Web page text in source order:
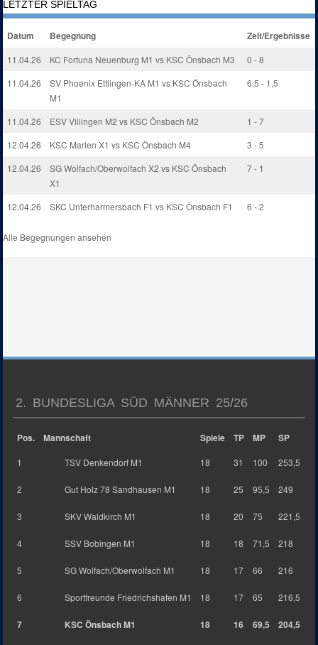
LETZTER SPIELTAG
Datum Begegnung Zeit/Ergebnisse
11.04.26 KC Fortuna Neuenburg M1 vs KSC Önsbach M3
0 - 8
11.04.26
SV Phoenix Ettlingen-KA M1 vs KSC Önsbach
M1
6,5 - 1,5
11.04.26 ESV Villingen M2 vs KSC Önsbach M2
1 - 7
12.04.26
KSC Marlen X1 vs KSC Önsbach M4
3 - 5
12.04.26
SG Wolfach/Oberwolfach X2 vs KSC Önsbach
X1
7 - 1
12.04.26 SKC Unterharmersbach F1 vs KSC Önsbach F1 6 - 2
Alle Begegnungen ansehen
2. BUNDESLIGA SÜD MÄNNER 25/26
Pos. Mannschaft Spiele TP MP SP
1 TSV Denkendorf M1 18 31 100 253,5
2 Gut Holz 78 Sandhausen M1 18 25 95,5 249
3 SKV Waldkirch M1 18 20 75 221,5
4 SSV Bobingen M1 18 18 71,5 218
5 SG Wolfach/Oberwolfach M1 18 17 66 216
6 Sportfreunde Friedrichshafen M1 18 17 65 216,5
7 KSC Önsbach M1 18 16 69,5 204,5